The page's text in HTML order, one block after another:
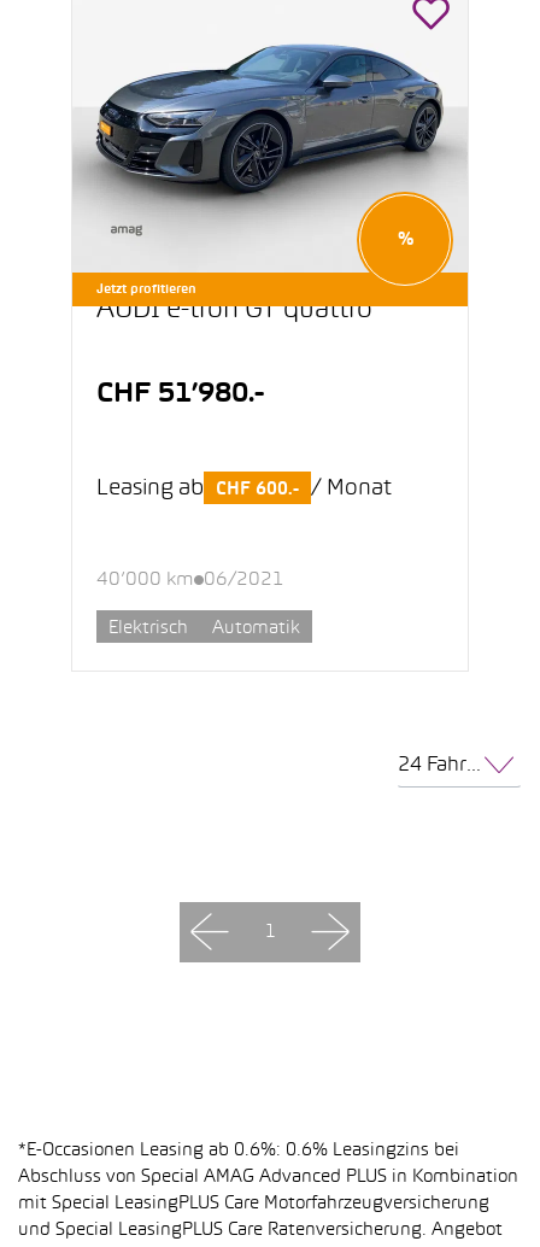
Jetzt profitieren
%
AUDI e-tron GT quattro
CHF 51’980.-
Leasing ab CHF 600.- / Monat
40’000 km 06/2021
Elektrisch Automatik
24 Fahrzeuge pro Seite
1
*E-Occasionen Leasing ab 0.6%: 0.6% Leasingzins bei
Abschluss von Special AMAG Advanced PLUS in Kombination
mit Special LeasingPLUS Care Motorfahrzeugversicherung
und Special LeasingPLUS Care Ratenversicherung. Angebot